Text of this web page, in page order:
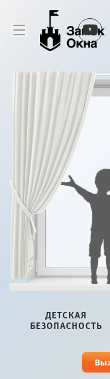
ДЕТСКАЯ
БЕЗОПАСНОСТЬ